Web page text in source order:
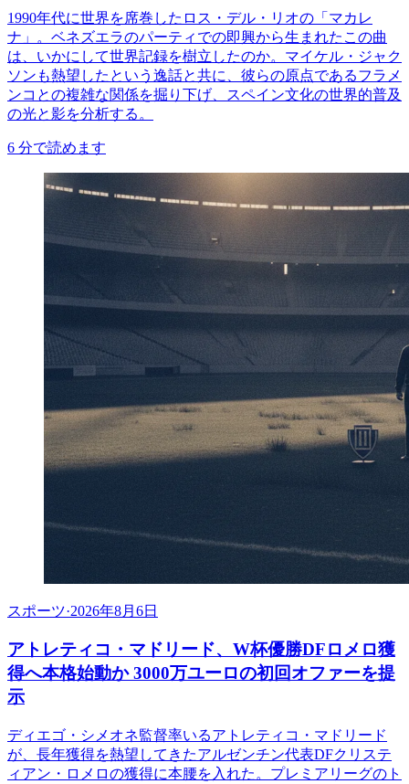
1990年代に世界を席巻したロス・デル・リオの「マカレ
ナ」。ベネズエラのパーティでの即興から生まれたこの曲
は、いかにして世界記録を樹立したのか。マイケル・ジャク
ソンも熱望したという逸話と共に、彼らの原点であるフラメ
ンコとの複雑な関係を掘り下げ、スペイン文化の世界的普及
の光と影を分析する。
6 分で読めます
スポーツ·2026年8月6日
アトレティコ・マドリード、W杯優勝DFロメロ獲
得へ本格始動か 3000万ユーロの初回オファーを提
示
ディエゴ・シメオネ監督率いるアトレティコ・マドリード
が、長年獲得を熱望してきたアルゼンチン代表DFクリステ
ィアン・ロメロの獲得に本腰を入れた。プレミアリーグのト